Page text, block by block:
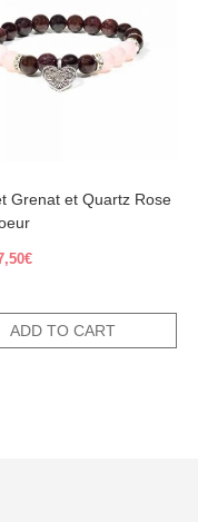
Grenat et Quartz Rose
€Current
ADD TO CART